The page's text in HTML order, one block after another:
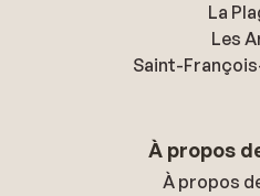
La
Les
Saint-
À propos
À propos